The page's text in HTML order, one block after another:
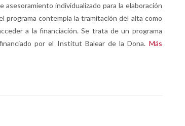
asesoramiento individualizado para la elaboración
programa contempla la tramitación del alta como
a la financiación. Se trata de un programa
por el Institut Balear de la Dona. Más